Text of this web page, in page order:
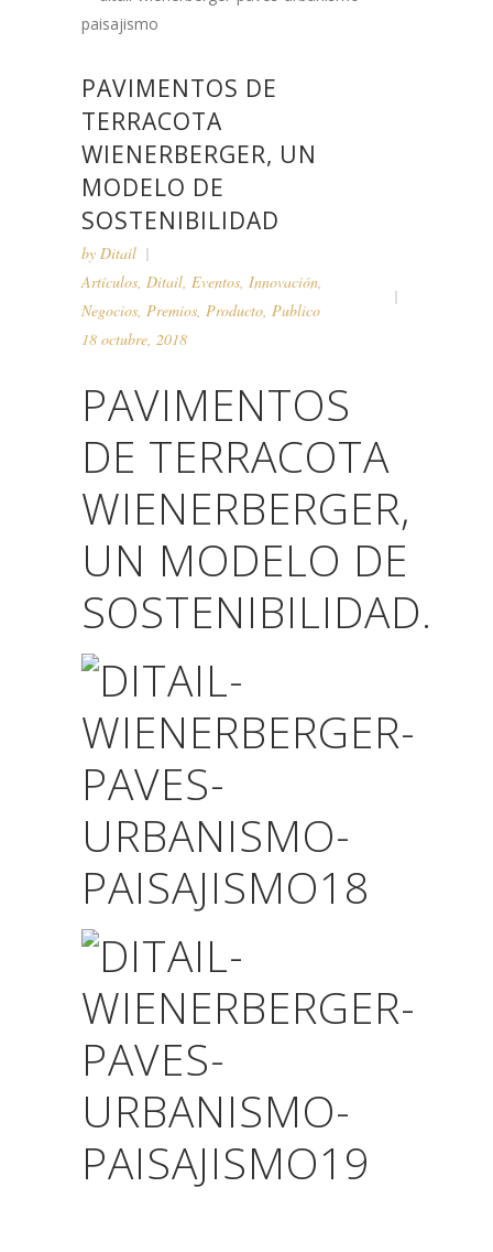
PAVIMENTOS DE
TERRACOTA
WIENERBERGER, UN
MODELO DE
SOSTENIBILIDAD
by Ditail
Artículos, Ditail, Eventos, Innovación,
Negocios, Premios, Producto, Publico
18 octubre, 2018
PAVIMENTOS
DE TERRACOTA
WIENERBERGER,
UN MODELO DE
SOSTENIBILIDAD.